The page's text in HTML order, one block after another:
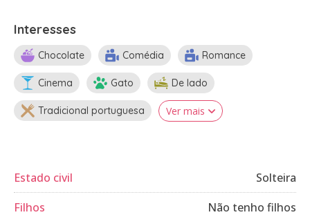
Interesses
Chocolate Comédia Romance
Cinema Gato De lado
Tradicional portuguesa Ver mais
Estado civil
Solteira
Filhos
Não tenho filhos